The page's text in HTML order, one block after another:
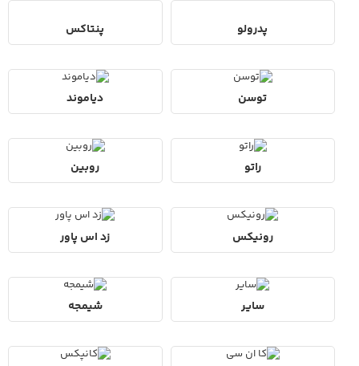
پدرولو پنتاکس
توسن دیاموند
راتو روبین
رونیکس زد اس پاور
سایر شیمجه